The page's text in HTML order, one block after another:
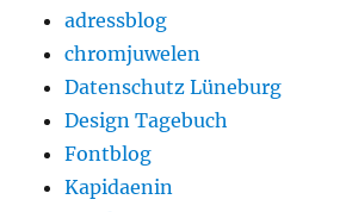
adressblog
chromjuwelen
Datenschutz Lüneburg
Design Tagebuch
Fontblog
Kapidaenin